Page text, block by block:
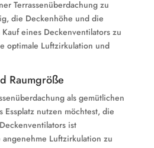
Terrassenüberdachung zu
die Deckenhöhe und die
eines Deckenventilators zu
optimale Luftzirkulation und
Raumgröße
als gemütlichen
Essplatz nutzen möchtest, die
ist
Luftzirkulation zu